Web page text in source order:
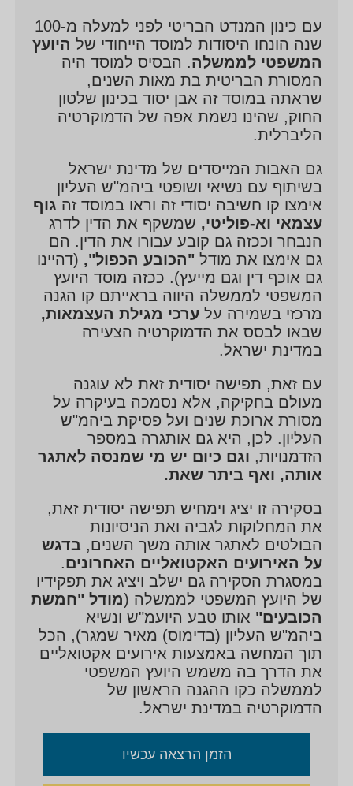
אריה דרעי, חיים כץ ויעקב ליצמן. בתחום הייעוץ עסק
בסוגיות רבות, ובין היתר, בחוק היועמ"שים, מינוי ממלא
מקום לפרקליט המדינה, חיסון אסירים נגד נגיף הקורונה,
איכוני השב"כ במסגרת ההתמודדות עם נגיף הקורונה,
חוק יסוד הלאום, חוק ההסדרה, במישור הבינלאומי-
המאבק נגד מאמצי החרם והדה-לגיטימציה של מדינת
וידאו
עם כינון המנדט הבריטי לפני למעלה מ-100
שנה הונחו היסודות למוסד הייחודי של היועץ
המשפטי לממשלה. הבסיס למוסד היה
המסורת הבריטית בת מאות השנים,
שראתה במוסד זה אבן יסוד בכינון שלטון
החוק, שהינו נשמת אפה של הדמוקרטיה
הליברלית.
גם האבות המייסדים של מדינת ישראל
בשיתוף עם נשיאי ושופטי ביהמ"ש העליון
אימצו קו חשיבה יסודי זה וראו במוסד זה גוף
עצמאי וא-פוליטי, שמשקף את הדין לדרג
הנבחר וככזה גם קובע עבורו את הדין. הם
גם אימצו את מודל "הכובע הכפול", (דהיינו
גם אוכף דין וגם מייעץ). ככזה מוסד היועץ
המשפטי לממשלה היווה בראייתם קו הגנה
מרכזי בשמירה על ערכי מגילת העצמאות,
שבאו לבסס את הדמוקרטיה הצעירה
במדינת ישראל.
עם זאת, תפישה יסודית זאת לא עוגנה
מעולם בחקיקה, אלא נסמכה בעיקרה על
מסורת ארוכת שנים ועל פסיקת ביהמ"ש
העליון. לכן, היא גם אותגרה במספר
הזדמנויות, וגם כיום יש מי שמנסה לאתגר
אותה, ואף ביתר שאת.
בסקירה זו יציג וימחיש תפישה יסודית זאת,
את המחלוקות לגביה ואת הניסיונות
הבולטים לאתגר אותה משך השנים, בדגש
על האירועים האקטואליים האחרונים.
במסגרת הסקירה גם ישלב ויציג את תפקידיו
של היועץ המשפטי לממשלה (מודל "חמשת
הכובעים" אותו טבע היועמ"ש ונשיא
ביהמ"ש העליון (בדימוס) מאיר שמגר), הכל
תוך המחשה באמצעות אירועים אקטואליים
את הדרך בה משמש היועץ המשפטי
לממשלה כקו ההגנה הראשון של
הדמוקרטיה במדינת ישראל.
הזמן הרצאה עכשיו